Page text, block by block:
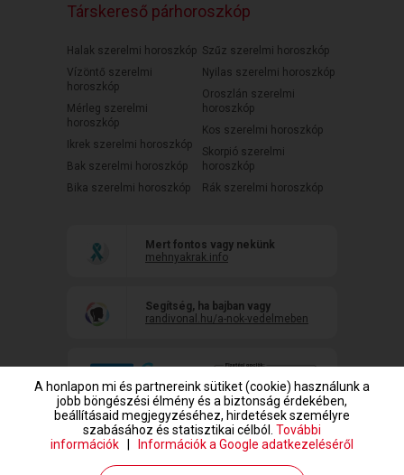
Társkereső párhoroszkóp
Halak szerelmi horoszkóp
Vízöntő szerelmi
horoszkóp
Mérleg szerelmi
horoszkóp
Ikrek szerelmi horoszkóp
Bak szerelmi horoszkóp
Bika szerelmi horoszkóp
Szűz szerelmi horoszkóp
Nyilas szerelmi horoszkóp
Oroszlán szerelmi
horoszkóp
Kos szerelmi horoszkóp
Skorpió szerelmi
horoszkóp
Rák szerelmi horoszkóp
Mert fontos vagy nekünk
mehnyakrak.info
Segítség, ha bajban vagy
randivonal.hu/a-nok-vedelmeben
A honlapon mi és partnereink sütiket (cookie) használunk a
jobb böngészési élmény és a biztonság érdekében,
beállításaid megjegyzéséhez, hirdetések személyre
szabásához és statisztikai célból. További
információk
Információk a Google adatkezeléséről